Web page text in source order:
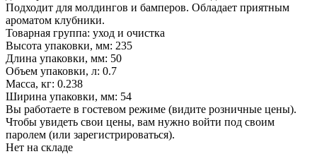
Подходит для молдингов и бамперов. Обладает приятным
ароматом клубники.
Товарная группа: уход и очистка
Высота упаковки, мм: 235
Длина упаковки, мм: 50
Объем упаковки, л: 0.7
Масса, кг: 0.238
Ширина упаковки, мм: 54
Вы работаете в гостевом режиме (видите розничные цены).
Чтобы увидеть свои цены, вам нужно войти под своим
паролем (или зарегистрироваться).
Нет на складе